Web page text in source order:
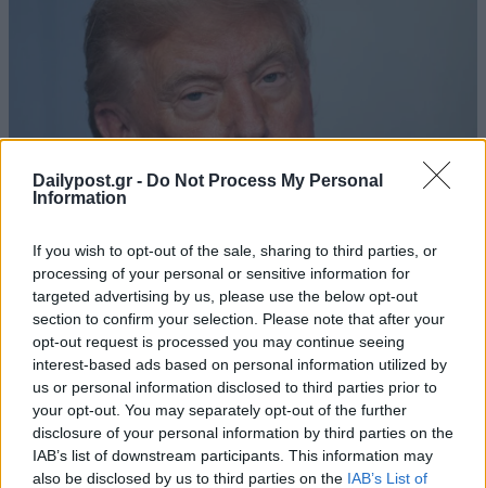
Dailypost.gr - Do Not Process My Personal
Information
If you wish to opt-out of the sale, sharing to third parties, or
processing of your personal or sensitive information for
targeted advertising by us, please use the below opt-out
section to confirm your selection. Please note that after your
opt-out request is processed you may continue seeing
interest-based ads based on personal information utilized by
us or personal information disclosed to third parties prior to
your opt-out. You may separately opt-out of the further
disclosure of your personal information by third parties on the
IAB’s list of downstream participants. This information may
also be disclosed by us to third parties on the IAB’s List of